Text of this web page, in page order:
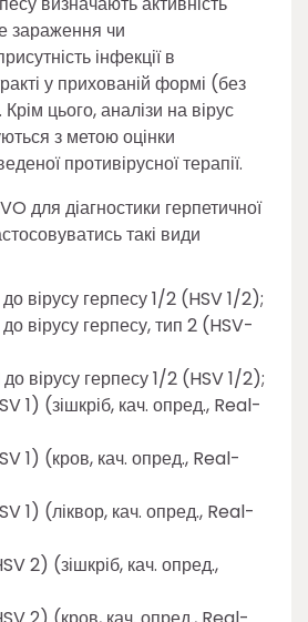
зараження чи
інфекції в
у прихованій формі (без
цього, аналізи на вірус
з метою оцінки
противірусної терапії.
для діагностики герпетичної
такі види
вірусу герпесу 1/2 (HSV 1/2);
вірусу герпесу, тип 2 (HSV-
вірусу герпесу 1/2 (HSV 1/2);
1) (зішкріб, кач. опред., Real-
1) (кров, кач. опред., Real-
1) (ліквор, кач. опред., Real-
2) (зішкріб, кач. опред.,